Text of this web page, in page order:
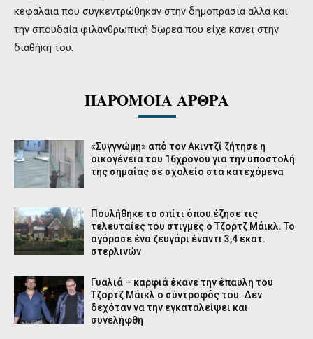
κεφάλαια που συγκεντρώθηκαν στην δημοπρασία αλλά και
την σπουδαία φιλανθρωπική δωρεά που είχε κάνει στην
διαθήκη του.
ΠΑΡΟΜΟΙΑ ΑΡΘΡΑ
«Συγγνώμη» από τον Ακιντζί ζήτησε η
οικογένεια του 16χρονου για την υποστολή
της σημαίας σε σχολείο στα κατεχόμενα
Πουλήθηκε το σπίτι όπου έζησε τις
τελευταίες του στιγμές ο Τζορτζ Μάικλ. Το
αγόρασε ένα ζευγάρι έναντι 3,4 εκατ.
στερλινών
Γυαλιά – καρφιά έκανε την έπαυλη του
Τζορτζ Μάικλ ο σύντροφός του. Δεν
δεχόταν να την εγκαταλείψει και
συνελήφθη